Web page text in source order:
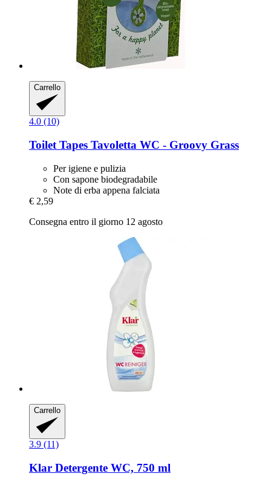
Carrello
4.0 (10)
Toilet Tapes Tavoletta WC -​ Groovy Grass
Per igiene e pulizia
Con sapone biodegradabile
Note di erba appena falciata
€ 2,59
Consegna entro il giorno 12 agosto
Carrello
3.9 (11)
Klar Detergente WC, 750 ml